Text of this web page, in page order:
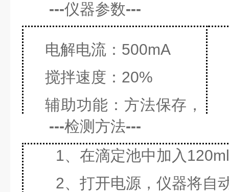
溶剂：无；
---仪器参数---
电解电流：500mA
搅拌速度：20%
辅助功能：方法保存，
结果自动计算存储，设备
检定，滴定延迟。
---检测方法---
1、在滴定池中加入
2、打开电源，仪器将自